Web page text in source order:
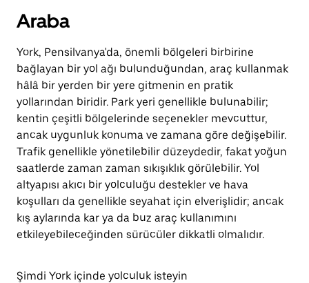
Araba
York, Pensilvanya'da, önemli bölgeleri birbirine
bağlayan bir yol ağı bulunduğundan, araç kullanmak
hâlâ bir yerden bir yere gitmenin en pratik
yollarından biridir. Park yeri genellikle bulunabilir;
kentin çeşitli bölgelerinde seçenekler mevcuttur,
ancak uygunluk konuma ve zamana göre değişebilir.
Trafik genellikle yönetilebilir düzeydedir, fakat yoğun
saatlerde zaman zaman sıkışıklık görülebilir. Yol
altyapısı akıcı bir yolculuğu destekler ve hava
koşulları da genellikle seyahat için elverişlidir; ancak
kış aylarında kar ya da buz araç kullanımını
etkileyebileceğinden sürücüler dikkatli olmalıdır.
Şimdi York içinde yolculuk isteyin